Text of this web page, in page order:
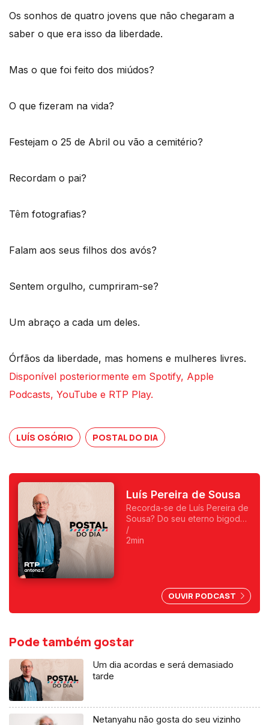
Os sonhos de quatro jovens que não chegaram a
saber o que era isso da liberdade.
Mas o que foi feito dos miúdos?
O que fizeram na vida?
Festejam o 25 de Abril ou vão a cemitério?
Recordam o pai?
Têm fotografias?
Falam aos seus filhos dos avós?
Sentem orgulho, cumpriram-se?
Um abraço a cada um deles.
Órfãos da liberdade, mas homens e mulheres livres.
Disponível posteriormente em Spotify, Apple
Podcasts, YouTube e RTP Play.
LUÍS OSÓRIO POSTAL DO DIA
Luís Pereira de Sousa
Recorda-se de Luís Pereira de
Sousa? Do seu eterno bigode?
Foi o primeiro a fazer
programas da manhã e o
/
2min
OUVIR PODCAST
Pode também gostar
Um dia acordas e será demasiado
tarde
Netanyahu não gosta do seu vizinho